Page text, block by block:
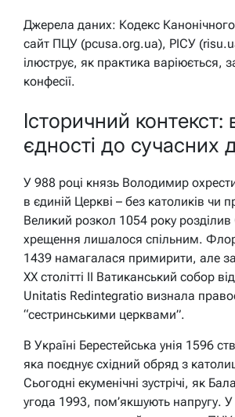
Джерела даних: Кодекс
сайт ПЦУ (pcusa.org.ua), РІСУ
ілюструє, як практика варіюється,
конфесії.
Історичний контекст:
єдності до сучасних
У 988 році князь Володимир
в єдиній Церкві – без католиків чи
Великий розкол 1054 року розділив
хрещення лишалося спільним.
1439 намагалася примирити, але
ХХ столітті II Ватиканський собор
Unitatis Redintegratio визнала
“сестринськими церквами”.
В Україні Берестейська унія 1596
яка поєднує східний обряд з
Сьогодні екуменічні зустрічі, як
угода 1993, пом’якшують напругу.